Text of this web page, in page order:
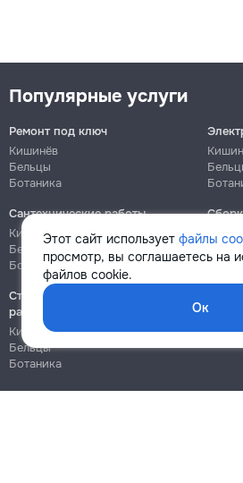
Этот сайт использует файлы
просмотр, вы соглашаетесь на
файлов cookie.
Ок
Популярные услуги
Ремонт под ключ
Кишинёв
Бельцы
Ботаника
Сантехнические работы
Кишинёв
Бельцы
Ботаника
Строительно-монтажные
работы
Кишинёв
Бельцы
Ботаника